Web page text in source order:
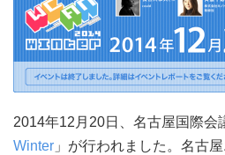
2014年12月20日、名古屋国際会
Winter 」が行われました。名古